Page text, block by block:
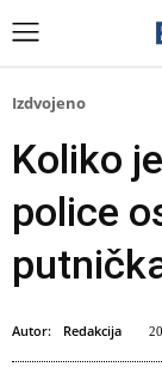
Izdvojeno
Koliko
police
Autor: Redakcija